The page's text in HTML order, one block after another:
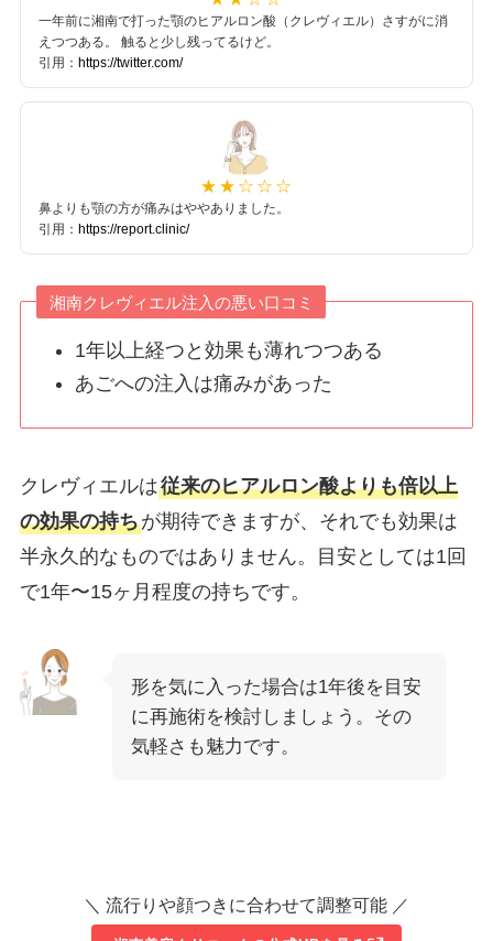
一年前に湘南で打った顎のヒアルロン酸（クレヴィエル）さすがに消
えつつある。 触ると少し残ってるけど。
引用： https://twitter.com/
鼻よりも顎の方が痛みはややありました。
引用： https://report.clinic/
湘南クレヴィエル注入の悪い口コミ
1年以上経つと効果も薄れつつある
あごへの注入は痛みがあった
クレヴィエルは従来のヒアルロン酸よりも倍以上
の効果の持ちが期待できますが、それでも効果は
半永久的なものではありません。目安としては1回
で1年〜15ヶ月程度の持ちです。
形を気に入った場合は1年後を目安
に再施術を検討しましょう。その
気軽さも魅力です。
＼ 流行りや顔つきに合わせて調整可能 ／